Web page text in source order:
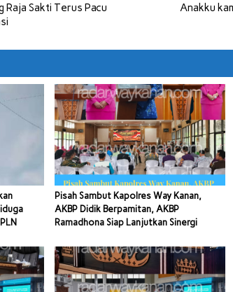
Raja Sakti Terus Pacu
Anakku
Pisah Sambut Kapolres Way Kanan,
AKBP Didik Berpamitan, AKBP
Ramadhona Siap Lanjutkan Sinergi